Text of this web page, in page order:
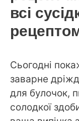
всі
Сьогодні
заварне
для булочок,
солодкої